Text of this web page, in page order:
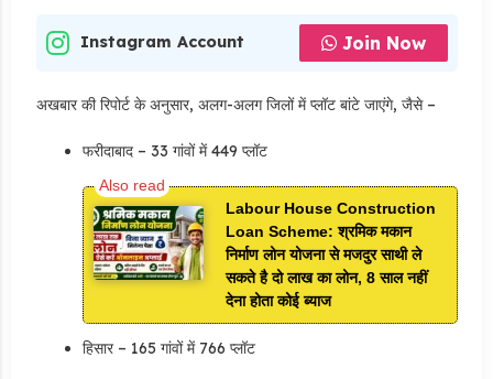
Instagram Account Join Now
अखबार की रिपोर्ट के अनुसार, अलग-अलग जिलों में प्लॉट बांटे जाएंगे, जैसे –
फरीदाबाद – 33 गांवों में 449 प्लॉट
Labour House Construction
Loan Scheme: श्रमिक मकान
निर्माण लोन योजना से मजदुर साथी ले
सकते है दो लाख का लोन, 8 साल नहीं
देना होता कोई ब्याज
हिसार – 165 गांवों में 766 प्लॉट